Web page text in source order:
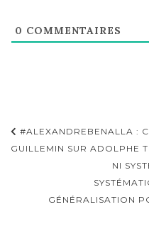
0 COMMENTAIRES
Navigation
d'article
#ALEXANDREBENALLA :
GUILLEMIN SUR ADOLPHE
NI
GÉNÉRALISATION